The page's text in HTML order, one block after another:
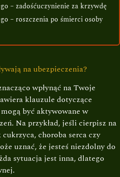
– zadośćuczynienie za krzywdę
– roszczenia po śmierci osoby
na ubezpieczenia?
wpłynąć na Twoje
klauzule dotyczące
być aktywowane w
Na przykład, jeśli cierpisz na
choroba serca czy
uznać, że jesteś niezdolny do
sytuacja jest inna, dlatego